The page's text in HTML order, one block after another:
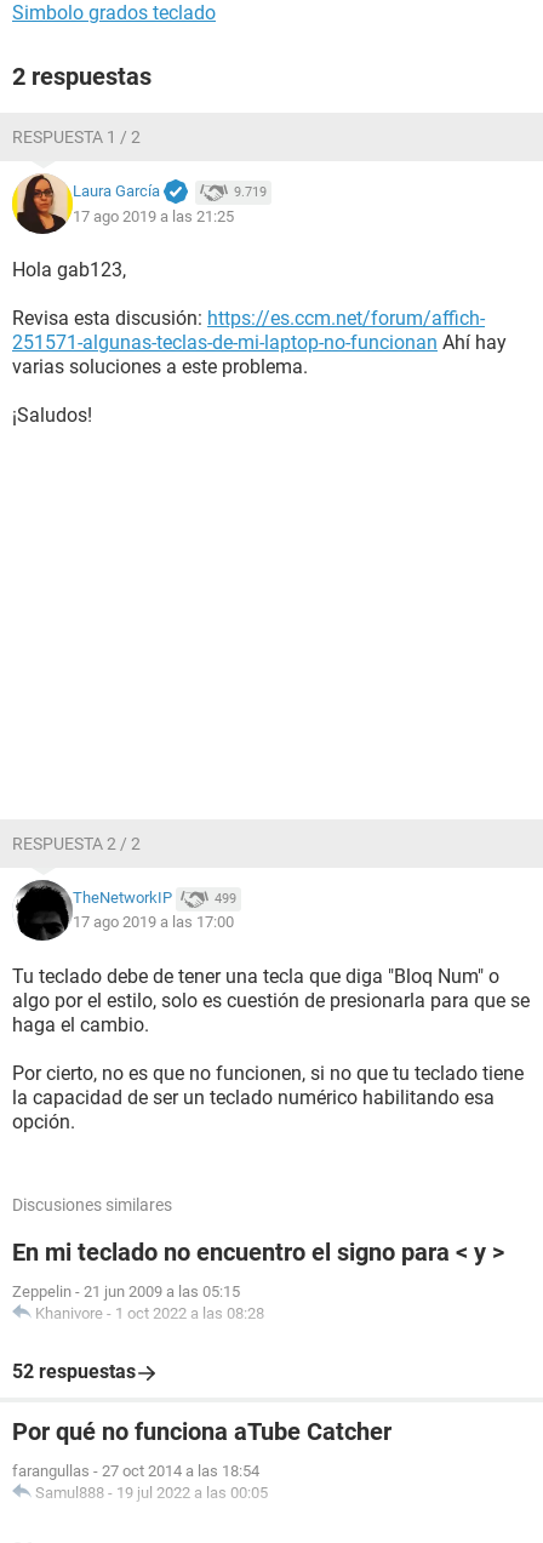
Simbolo grados teclado
2 respuestas
RESPUESTA 1 / 2
Laura García 9.719
17 ago 2019 a las 21:25
Hola gab123,
Revisa esta discusión: https://es.ccm.net/forum/affich-
251571-algunas-teclas-de-mi-laptop-no-funcionan Ahí hay
varias soluciones a este problema.
¡Saludos!
RESPUESTA 2 / 2
TheNetworkIP 499
17 ago 2019 a las 17:00
Tu teclado debe de tener una tecla que diga "Bloq Num" o
algo por el estilo, solo es cuestión de presionarla para que se
haga el cambio.
Por cierto, no es que no funcionen, si no que tu teclado tiene
la capacidad de ser un teclado numérico habilitando esa
opción.
Discusiones similares
En mi teclado no encuentro el signo para < y >
Zeppelin - 21 jun 2009 a las 05:15
Khanivore - 1 oct 2022 a las 08:28
52 respuestas
Por qué no funciona aTube Catcher
farangullas - 27 oct 2014 a las 18:54
Samul888 - 19 jul 2022 a las 00:05